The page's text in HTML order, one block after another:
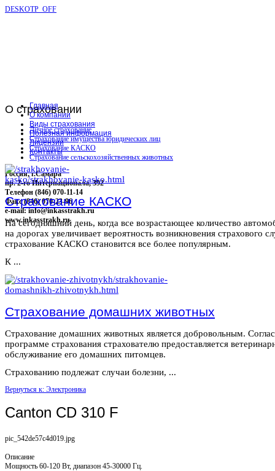
DESKOTP_OFF
О страховании
Личное страхование
Страхование имущества юридических лиц
Страхование КАСКО
Страхование сельскохозяйственных животных
Россия, г.Самара
пр. 2-го Интернационала, 392
Телефон (846) 070-11-14
Факс (846) 070-23-96
e-mail: info@inkasstrakh.ru
www.inkasstrakh.ru
Главная
О компании
Виды страхования
Полезная информация
Лицензии
Контакты
Страхование КАСКО
На сегодняшний день, когда все возрастающее количество
на дорогах увеличивает вероятность возникновения страхового
страхование КАСКО становится все более популярным.
К ...
Страхование домашних животных
Страхование домашних животных является добровольным.
программе страхования страхователю предоставляется
обслуживание его домашних питомцев.
Страхованию подлежат случаи болезни, ...
Вернуться к: Электроника
Canton CD 310 F
pic_542de57c4d019.jpg
Описание
Мощность 60-120 Вт, диапазон 45-30000 Гц.